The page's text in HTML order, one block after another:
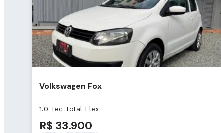
Volkswagen Fox
1.0 Tec Total Flex
R$ 33.900